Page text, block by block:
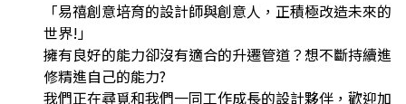
「易禧創意培育的設計師與創意人，正積極改造未來的
世界!」
擁有良好的能力卻沒有適合的升遷管道？想不斷持續進
修精進自己的能力?
我們正在尋覓和我們一同工作成長的設計夥伴，歡迎加